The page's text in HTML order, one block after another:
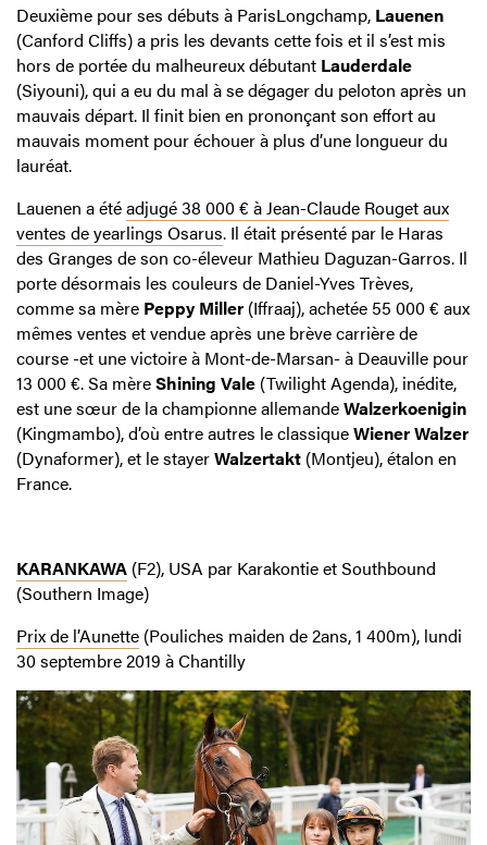
Deuxième pour ses débuts à ParisLongchamp, Lauenen
(Canford Cliffs) a pris les devants cette fois et il s’est mis
hors de portée du malheureux débutant Lauderdale
(Siyouni), qui a eu du mal à se dégager du peloton après un
mauvais départ. Il finit bien en prononçant son effort au
mauvais moment pour échouer à plus d’une longueur du
lauréat.
Lauenen a étéadjugé 38 000 € à Jean-Claude Rouget aux
ventes de yearlings Osarus. Il était présenté par le Haras
des Granges de son co-éleveur Mathieu Daguzan-Garros. Il
porte désormais les couleurs de Daniel-Yves Trèves,
comme sa mère Peppy Miller (Iffraaj), achetée 55 000 € aux
mêmes ventes et vendue après une brève carrière de
course -et une victoire à Mont-de-Marsan- à Deauville pour
13 000 €. Sa mèreShining Vale (Twilight Agenda), inédite,
est une sœur de la championne allemandeWalzerkoenigin
(Kingmambo), d’où entre autres le classiqueWiener Walzer
(Dynaformer), et le stayerWalzertakt (Montjeu), étalon en
France.
KARANKAWA (F2), USA par Karakontie et Southbound
(Southern Image)
Prix de l’Aunette (Pouliches maiden de 2ans, 1 400m), lundi
30 septembre 2019 à Chantilly